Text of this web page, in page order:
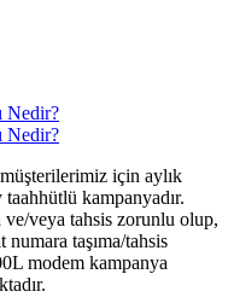
Nedir?
Nedir?
için aylık
kampanyadır.
ve/veya tahsis zorunlu olup,
numara taşıma/tahsis
modem kampanya